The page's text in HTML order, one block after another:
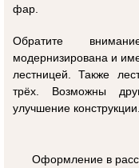
фар.
Обратите
модернизирована и
лестницей. Также
трёх. Возможны
улучшение конструкции.
Оформление в